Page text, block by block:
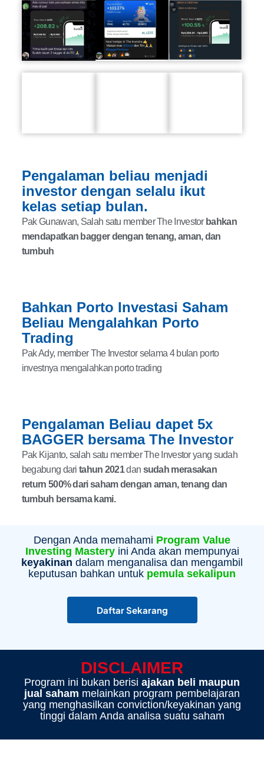
Pengalaman beliau menjadi
investor dengan selalu ikut
kelas setiap bulan.
Pak Gunawan, Salah satu member The Investor bahkan
mendapatkan bagger dengan tenang, aman, dan
tumbuh
Bahkan Porto Investasi Saham
Beliau Mengalahkan Porto
Trading
Pak Ady, member The Investor selama 4 bulan porto
investnya mengalahkan porto trading
Pengalaman Beliau dapet 5x
BAGGER bersama The Investor
Pak Kijanto, salah satu member The Investor yang sudah
begabung daritahun 2021dan sudah merasakan
return 500% dari saham dengan aman, tenang dan
tumbuh bersama kami.
Dengan Anda memahami Program Value
Investing Masteryini Anda akan mempunyai
keyakinan dalam menganalisa dan mengambil
keputusan bahkan untuk pemula sekalipun
Daftar Sekarang
DISCLAIMER
Program ini bukan berisi ajakan beli maupun
jual saham melainkan program pembelajaran
yang menghasilkan conviction/keyakinan yang
tinggi dalam Anda analisa suatu saham